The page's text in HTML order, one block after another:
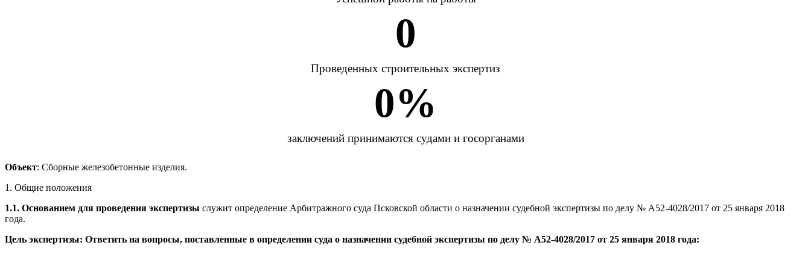
0
Проведенных строительных экспертиз
0%
заключений принимаются судами и госорганами
Объект: Сборные железобетонные изделия.
1. Общие положения
1.1. Основанием для проведения экспертизы служит определение Арбитражного суда Псковской области о назначении судебной экспертизы по делу № ­А52-4028/2017 от 25 января 2018
года.
Цель экспертизы: Ответить на вопросы, поставленные в определении суда о назначении судебной экспертизы по делу № ­А52-4028/2017 от 25 января 2018 года: